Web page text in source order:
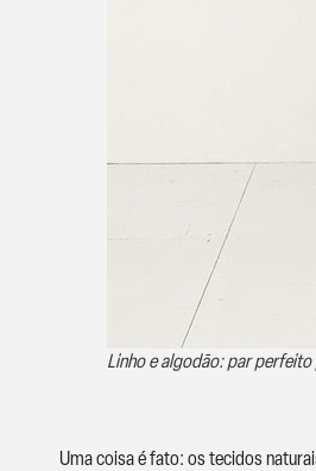
Linho e algodāo: par
Uma coisa é fato: os tecidos